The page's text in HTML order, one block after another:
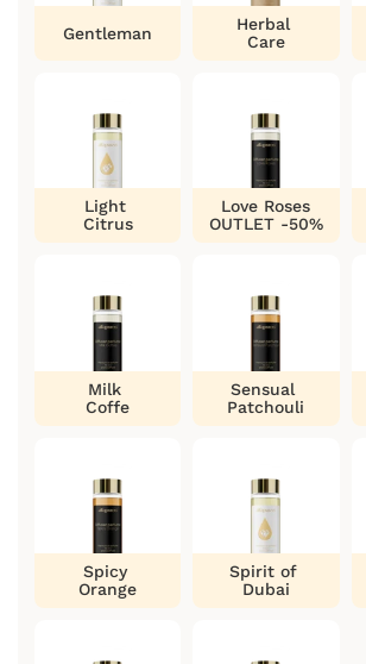
Gentleman
Herbal
Care
Light
Citrus
Love Roses
OUTLET -50%
Milk
Coffe
Sensual
Patchouli
Spicy
Orange
Spirit of
Dubai